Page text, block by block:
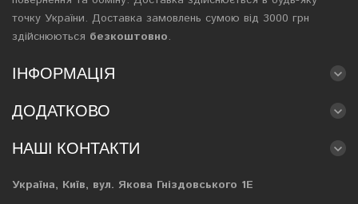
точку України. Доставка замовлень сумою від 3000 грн
здійснюються безкоштовно.
ІНФОРМАЦІЯ
ДОДАТКОВО
НАШІ КОНТАКТИ
Україна, Київ, вул. Якова Гніздовського 1Е